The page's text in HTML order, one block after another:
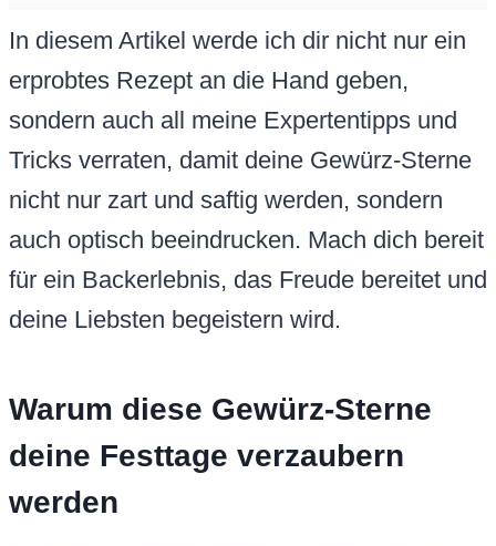
In diesem Artikel werde ich dir nicht nur ein
erprobtes Rezept an die Hand geben,
sondern auch all meine Expertentipps und
Tricks verraten, damit deine Gewürz-Sterne
nicht nur zart und saftig werden, sondern
auch optisch beeindrucken. Mach dich bereit
für ein Backerlebnis, das Freude bereitet und
deine Liebsten begeistern wird.
Warum diese Gewürz-Sterne
deine Festtage verzaubern
werden